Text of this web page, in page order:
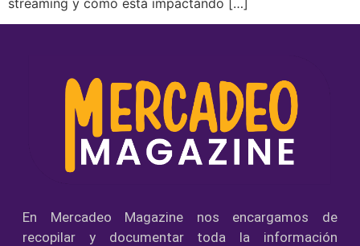
En Mercadeo Magazine nos encargamos de
recopilar y documentar toda la información